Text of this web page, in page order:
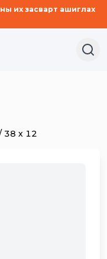
их засварт ашиглах
38 х 12